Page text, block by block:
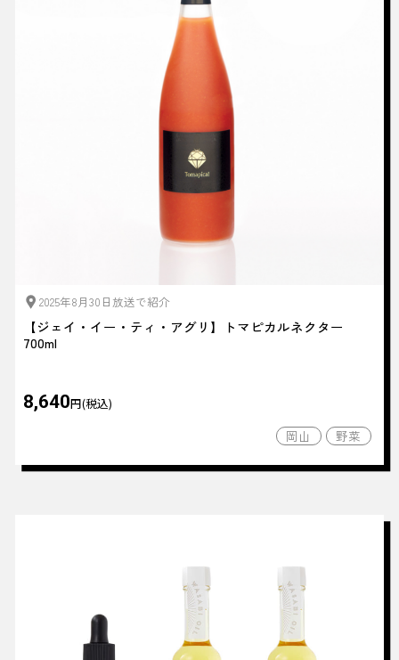
2025年8月30日放送で紹介
【ジェイ・イー・ティ・アグリ】トマピカルネクター
700ml
8,640円(税込)
岡山 野菜